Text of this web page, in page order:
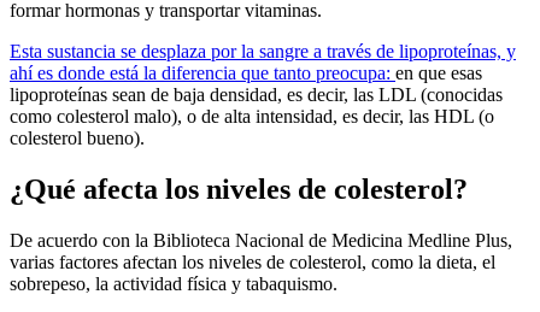
formar hormonas y transportar vitaminas.
Esta sustancia se desplaza por la sangre a través de lipoproteínas, y
ahí es donde está la diferencia que tanto preocupa: en que esas
lipoproteínas sean de baja densidad, es decir, las LDL (conocidas
como colesterol malo), o de alta intensidad, es decir, las HDL (o
colesterol bueno).
¿Qué afecta los niveles de colesterol?
De acuerdo con la Biblioteca Nacional de Medicina Medline Plus,
varias factores afectan los niveles de colesterol, como la dieta, el
sobrepeso, la actividad física y tabaquismo.